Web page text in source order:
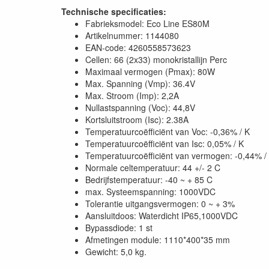
Technische specificaties:
Fabrieksmodel: Eco Line ES80M
Artikelnummer: 1144080
EAN-code: 4260558573623
Cellen: 66 (2x33) monokristallijn Perc
Maximaal vermogen (Pmax): 80W
Max. Spanning (Vmp): 36.4V
Max. Stroom (Imp): 2,2A
Nullastspanning (Voc): 44,8V
Kortsluitstroom (Isc): 2.38A
Temperatuurcoëfficiënt van Voc: -0,36% / K
Temperatuurcoëfficiënt van Isc: 0,05% / K
Temperatuurcoëfficiënt van vermogen: -0,44% /
Normale celtemperatuur: 44 +/- 2 C
Bedrijfstemperatuur: -40 ~ + 85 C
max. Systeemspanning: 1000VDC
Tolerantie uitgangsvermogen: 0 ~ + 3%
Aansluitdoos: Waterdicht IP65,1000VDC
Bypassdiode: 1 st
Afmetingen module: 1110*400*35 mm
Gewicht: 5,0 kg.